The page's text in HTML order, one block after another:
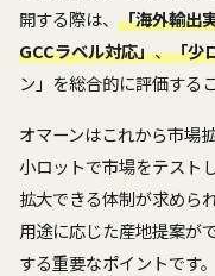
開する際は、 「海外輸出
GCCラベル対応」、「少
ン」を総合的に評価する
オマーンはこれから市場
小ロットで市場をテスト
拡大できる体制が求めら
用途に応じた産地提案が
する重要なポイントです。